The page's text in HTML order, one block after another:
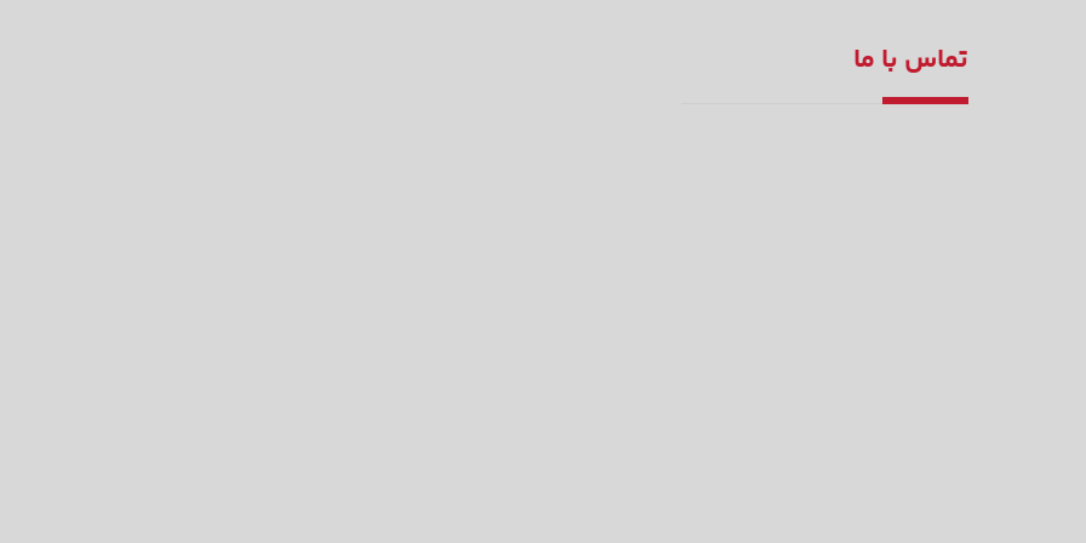
تماس با ما